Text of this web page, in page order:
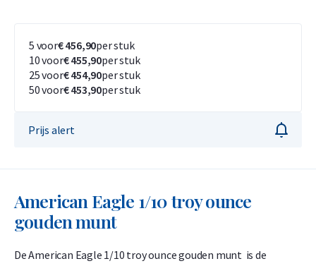
5 voor€ 456,90per stuk
10 voor€ 455,90per stuk
25 voor€ 454,90per stuk
50 voor€ 453,90per stuk
Prijs alert
American Eagle 1/10 troy ounce
gouden munt
De American Eagle 1/10 troy ounce gouden munt is de